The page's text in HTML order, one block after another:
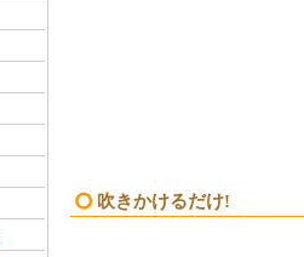
吹きかけるだけ!